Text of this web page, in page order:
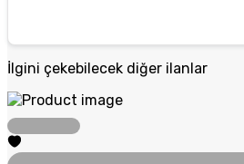
İlgini çekebilecek diğer ilanlar